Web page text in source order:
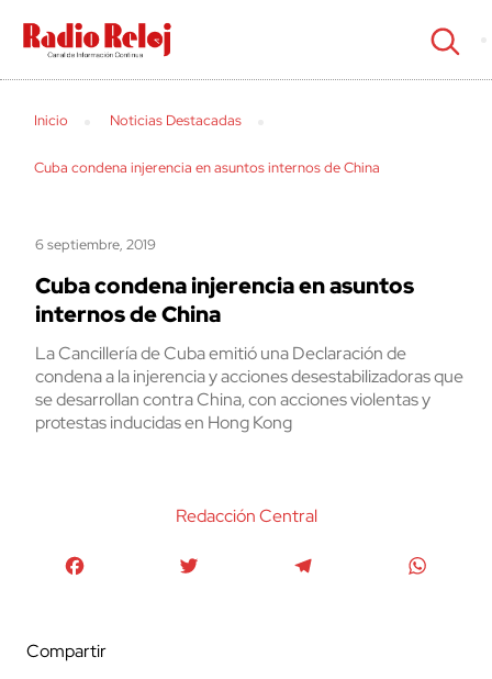
cerrar
Inicio Noticias Destacadas
Cuba condena injerencia en asuntos internos de China
6 septiembre, 2019
Cuba condena injerencia en asuntos
internos de China
La Cancillería de Cuba emitió una Declaración de
condena a la injerencia y acciones desestabilizadoras que
se desarrollan contra China, con acciones violentas y
protestas inducidas en Hong Kong
Redacción Central
Compartir